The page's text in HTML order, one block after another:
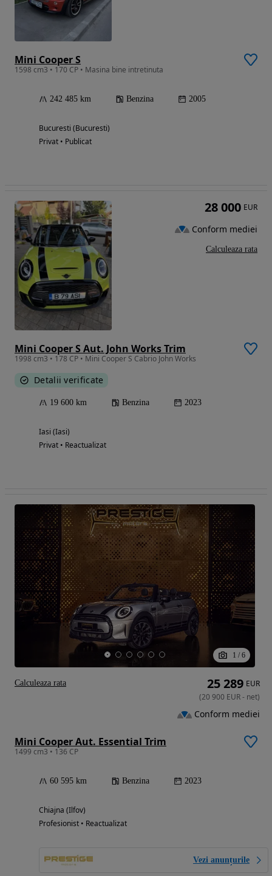
Mini Cooper S
1598 cm3 • 170 CP • Masina bine intretinuta
242 485 km Benzina 2005
Bucuresti (Bucuresti)
Privat • Publicat
Mini Cooper S Aut. John Works Trim
1998 cm3 • 178 CP • Mini Cooper S Cabrio John Works
Detalii verificate
19 600 km Benzina 2023
Iasi (Iasi)
Privat • Reactualizat
28 000 EUR
Conform mediei
Calculeaza rata
1 / 6
Mini Cooper Aut. Essential Trim
1499 cm3 • 136 CP
60 595 km Benzina 2023
Chiajna (Ilfov)
Profesionist • Reactualizat
Vezi anunțurile
25 289 EUR
(20 900 EUR- net)
Conform mediei
Calculeaza rata